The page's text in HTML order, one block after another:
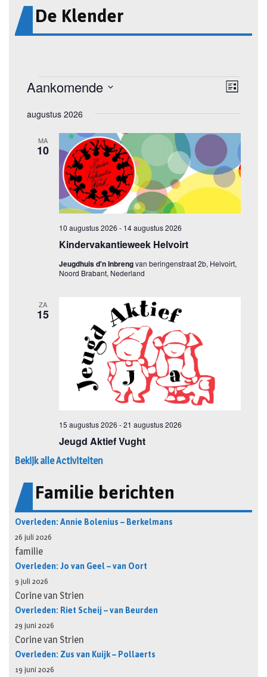
De Klender
Bekijk alle Activiteiten
Familie berichten
Overleden: Annie Bolenius – Berkelmans
26 juli 2026
familie
Overleden: Jo van Geel – van Oort
9 juli 2026
Corine van Strien
Overleden: Riet Scheij – van Beurden
29 juni 2026
Corine van Strien
Overleden: Zus van Kuijk – Pollaerts
19 juni 2026